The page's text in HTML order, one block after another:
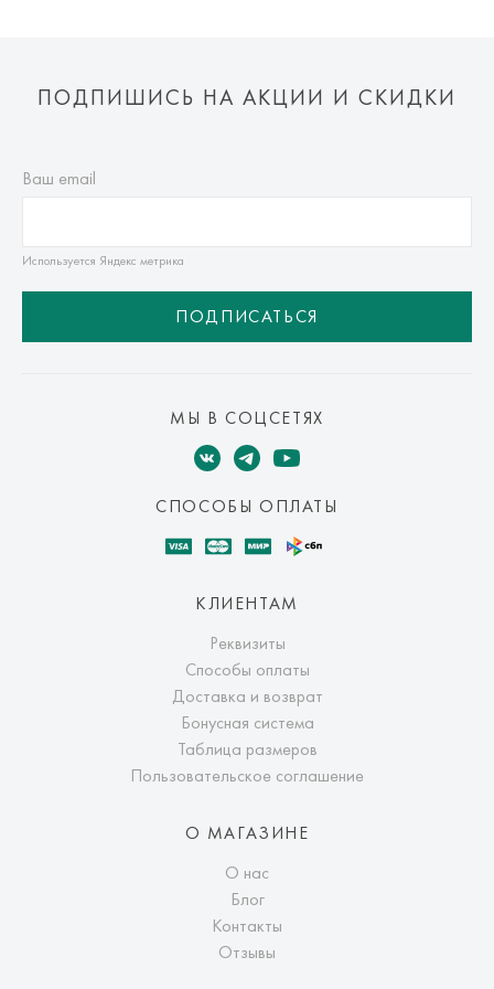
ПОДПИШИСЬ НА АКЦИИ И СКИДКИ
Ваш email
Используется Яндекс метрика
ПОДПИСАТЬСЯ
МЫ В СОЦСЕТЯХ
СПОСОБЫ ОПЛАТЫ
КЛИЕНТАМ
Реквизиты
Способы оплаты
Доставка и возврат
Бонусная система
Таблица размеров
Пользовательское соглашение
О МАГАЗИНЕ
О нас
Блог
Контакты
Отзывы